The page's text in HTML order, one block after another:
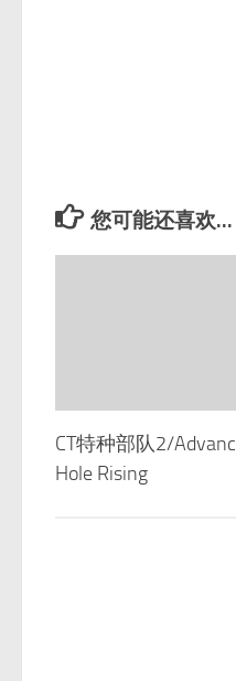
您可能还喜欢...
CT特种部队2/
Hole Rising